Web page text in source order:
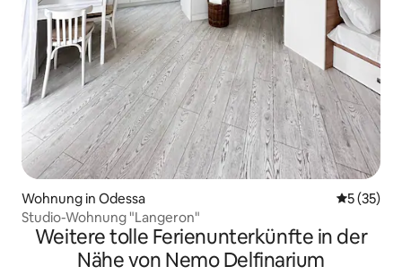
Wohnung in Odessa
5 (35)
Studio-Wohnung "Langeron"
Weitere tolle Ferienunterkünfte in der
Nähe von Nemo Delfinarium